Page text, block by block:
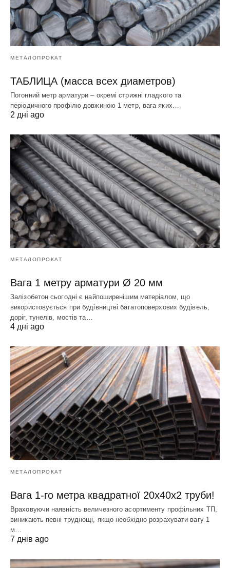
МЕТАЛОПРОКАТ
ТАБЛИЦА (масса всех диаметров)
Погонний метр арматури – окремі стрижні гладкого та
періодичного профілю довжиною 1 метр, вага яких…
2 дні ago
МЕТАЛОПРОКАТ
Вага 1 метру арматури Ø 20 мм
Залізобетон сьогодні є найпоширенішим матеріалом, що
використовується при будівництві багатоповерхових будівель,
доріг, тунелів, мостів та…
4 дні ago
МЕТАЛОПРОКАТ
Вага 1-го метра квадратної 20х40х2 труби!
Враховуючи наявність величезного асортименту профільних ТП,
виникають певні труднощі, якщо необхідно розрахувати вагу 1
м…
7 днів ago